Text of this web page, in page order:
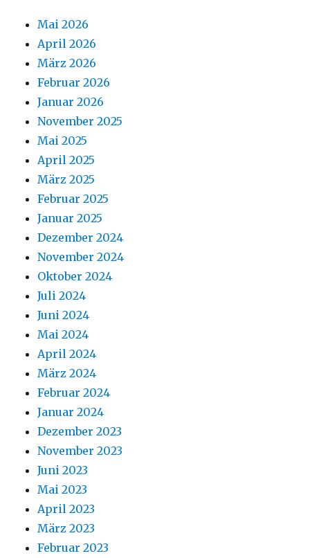
Mai 2026
April 2026
März 2026
Februar 2026
Januar 2026
November 2025
Mai 2025
April 2025
März 2025
Februar 2025
Januar 2025
Dezember 2024
November 2024
Oktober 2024
Juli 2024
Juni 2024
Mai 2024
April 2024
März 2024
Februar 2024
Januar 2024
Dezember 2023
November 2023
Juni 2023
Mai 2023
April 2023
März 2023
Februar 2023